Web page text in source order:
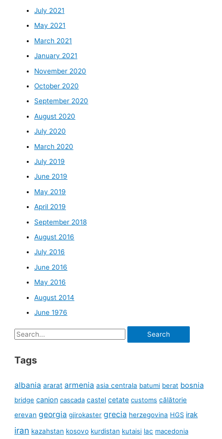
July 2021
May 2021
March 2021
January 2021
November 2020
October 2020
September 2020
August 2020
July 2020
March 2020
July 2019
June 2019
May 2019
April 2019
September 2018
August 2016
July 2016
June 2016
May 2016
August 2014
June 1976
Search
Tags
albania ararat armenia asia centrala batumi berat bosnia
bridge canion cascada castel cetate customs călătorie
erevan georgia gjirokaster grecia herzegovina HGS irak
iran kazahstan kosovo kurdistan kutaisi lac macedonia